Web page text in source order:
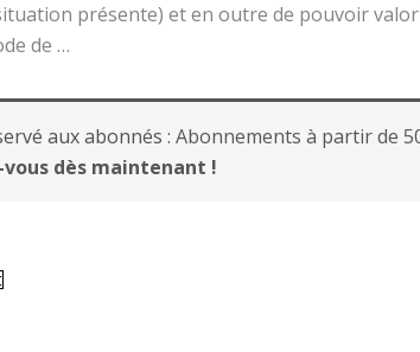
présente) et en outre de pouvoir
de …
aux abonnés : Abonnements à partir de
dès maintenant !